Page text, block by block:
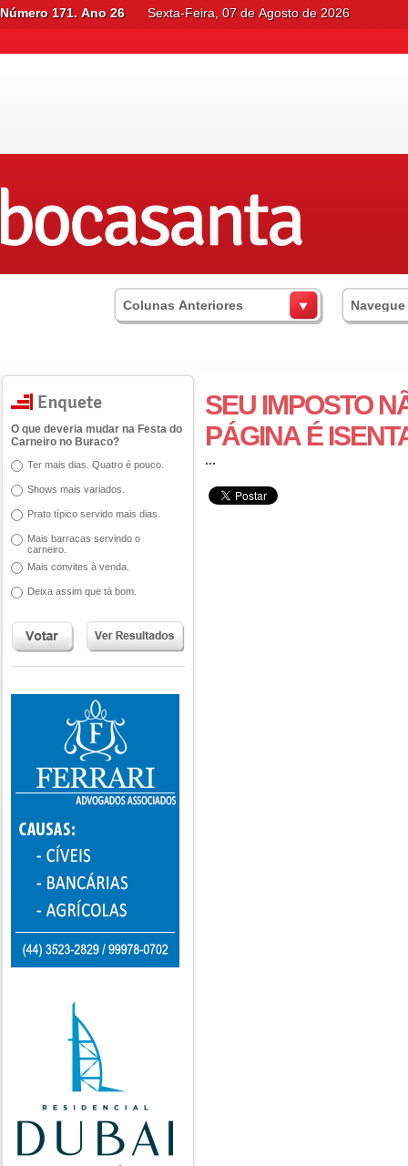
Número 171. Ano 26 Sexta-Feira, 07 de Agosto de 2026
Colunas Anteriores
O que deveria mudar na Festa do
Carneiro no Buraco?
Ter mais dias. Quatro é pouco.
Shows mais variados.
Prato típico servido mais dias.
Mais barracas servindo o
carneiro.
Mais convites à venda.
Deixa assim que tá bom.
SEU IMPOSTO
PÁGINA É
...